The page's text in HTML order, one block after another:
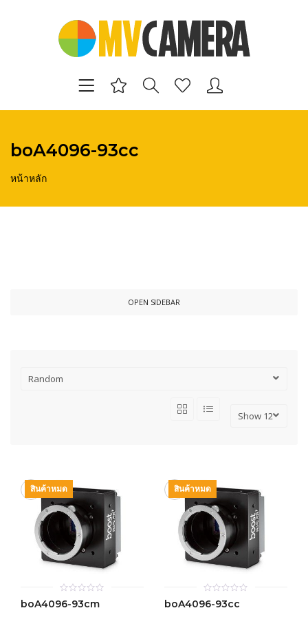
boA4096-93cc
หน้าหลัก
OPEN SIDEBAR
สินค้าหมด
0
out
boA4096-93cm
สินค้าหมด
0
out
boA4096-93cc